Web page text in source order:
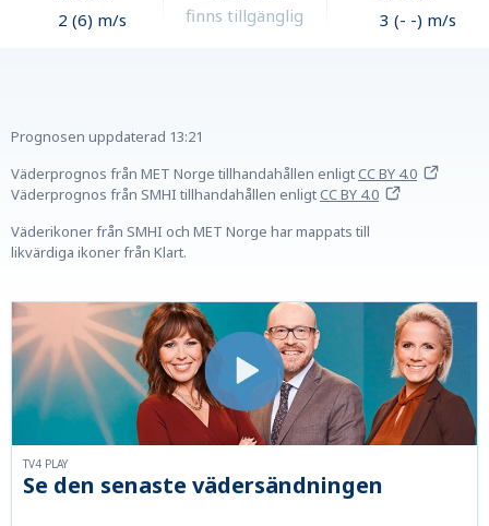
2 (6) m/s
finns tillgänglig
3 (- -) m/s
Prognosen uppdaterad 13:21
Väderprognos från MET Norge tillhandahållen enligtCC BY 4.0
Väderprognos från SMHI tillhandahållen enligtCC BY 4.0
Väderikoner från SMHI och MET Norge har mappats till
likvärdiga ikoner från Klart.
Se den senaste vädersändningen
TV4 PLAY